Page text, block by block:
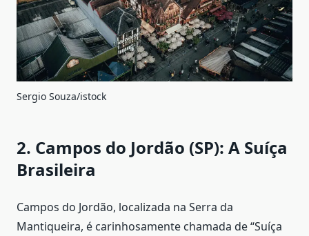
Sergio Souza/istock
2. Campos do Jordão (SP): A Suíça
Brasileira
Campos do Jordão, localizada na Serra da
Mantiqueira, é carinhosamente chamada de “Suíça